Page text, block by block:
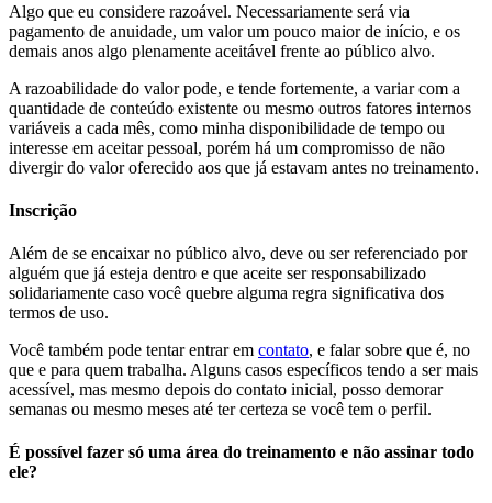
Algo que eu considere razoável. Necessariamente será via
pagamento de anuidade, um valor um pouco maior de início, e os
demais anos algo plenamente aceitável frente ao público alvo.
A razoabilidade do valor pode, e tende fortemente, a variar com a
quantidade de conteúdo existente ou mesmo outros fatores internos
variáveis a cada mês, como minha disponibilidade de tempo ou
interesse em aceitar pessoal, porém há um compromisso de não
divergir do valor oferecido aos que já estavam antes no treinamento.
Inscrição
Além de se encaixar no público alvo, deve ou ser referenciado por
alguém que já esteja dentro e que aceite ser responsabilizado
solidariamente caso você quebre alguma regra significativa dos
termos de uso.
Você também pode tentar entrar em contato, e falar sobre que é, no
que e para quem trabalha. Alguns casos específicos tendo a ser mais
acessível, mas mesmo depois do contato inicial, posso demorar
semanas ou mesmo meses até ter certeza se você tem o perfil.
É possível fazer só uma área do treinamento e não assinar todo
ele?